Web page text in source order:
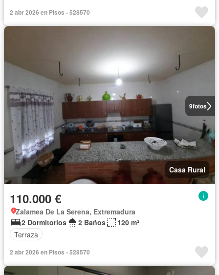
2 abr 2026 en Pisos - 528570
9fotos
Casa Rural
110.000 €
Zalamea De La Serena, Extremadura
2 Dormitorios
2 Baños
120 m²
Terraza
2 abr 2026 en Pisos - 528570